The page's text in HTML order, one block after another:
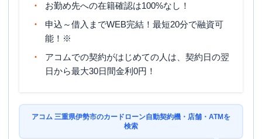
お勤め先への在籍確認は100%なし！
申込～借入までWEB完結！最短20分で融資可
能！※
アコムでの契約がはじめての人は、契約日の翌
日から最大30日間金利0円！
アコム 三重県伊勢市のカードローン自動契約機・店舗・ATMを
検索